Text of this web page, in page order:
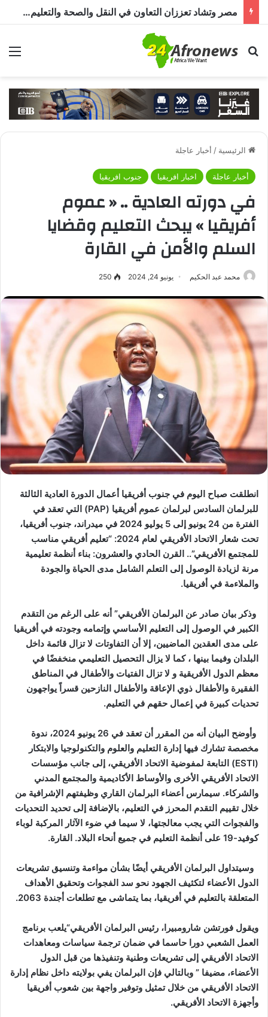
مصر وتشاد تعززان التعاون في النقل والصحة والتعليم والاستثمار خلال الدورة الرابعة للجنة المشتركة
بحث عن
الرئيسية / أخبار عاجلة
أخبار عاجلة اخبار افريقيا جنوب افريقيا
في دورته العادية .. « عموم
أفريقيا » يبحث التعليم وقضايا
السلم والأمن في القارة
محمد عبد الحكيم يونيو 24, 2024 250
انطلقت صباح اليوم في جنوب أفريقيا أعمال الدورة العادية الثالثة
للبرلمان السادس لبرلمان عموم أفريقيا (PAP) التي تعقد في
الفترة من 24 يونيو إلى 5 يوليو 2024 في ميدراند، جنوب أفريقيا،
تحت شعار الاتحاد الأفريقي لعام 2024: “تعليم أفريقي مناسب
للمجتمع الأفريقي”.. القرن الحادي والعشرون: بناء أنظمة تعليمية
مرنة لزيادة الوصول إلى التعلم الشامل مدى الحياة والجودة
والملاءمة في أفريقيا.
وذكر بيان صادر عن البرلمان الأفريقي” أنه على الرغم من التقدم
الكبير في الوصول إلى التعليم الأساسي وإتمامه وجودته في أفريقيا
على مدى العقدين الماضيين، إلا أن التفاوتات لا تزال قائمة داخل
البلدان وفيما بينها ، كما لا يزال التحصيل التعليمي منخفضًا في
معظم الدول الأفريقية و لا تزال الفتيات والأطفال في المناطق
الفقيرة والأطفال ذوي الإعاقة والأطفال النازحين قسراً يواجهون
تحديات كبيرة في إعمال حقهم في التعليم.
وأوضح البيان أنه من المقرر أن تعقد في 26 يونيو 2024، ندوة
مخصصة تشارك فيها إدارة التعليم والعلوم والتكنولوجيا والابتكار
(ESTI) التابعة لمفوضية الاتحاد الأفريقي، إلى جانب مؤسسات
الاتحاد الأفريقي الأخرى والأوساط الأكاديمية والمجتمع المدني
والشركاء. سيمارس أعضاء البرلمان القاري وظيفتهم الإشرافية من
خلال تقييم التقدم المحرز في التعليم، بالإضافة إلى تحديد التحديات
والفجوات التي يجب معالجتها، لا سيما في ضوء الآثار المركبة لوباء
كوفيد-19 على أنظمة التعليم في جميع أنحاء البلاد. القارة.
وسيتداول البرلمان الأفريقي أيضًا بشأن مواءمة وتنسيق تشريعات
الدول الأعضاء لتكثيف الجهود نحو سد الفجوات وتحقيق الأهداف
المتعلقة بالتعليم في أفريقيا، بما يتماشى مع تطلعات أجندة 2063.
ويقول فورتشن شارومبيرا، رئيس البرلمان الأفريقي“يلعب برنامج
العمل الشعبي دورا حاسما في ضمان ترجمة سياسات ومعاهدات
الاتحاد الأفريقي إلى تشريعات وطنية وتنفيذها من قبل الدول
الأعضاء، مضيفا ” وبالتالي فإن البرلمان يفي بولايته داخل نظام إدارة
الاتحاد الأفريقي من خلال تمثيل وتوفير واجهة بين شعوب أفريقيا
وأجهزة الاتحاد الأفريقي.